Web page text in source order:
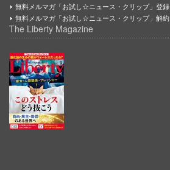
無料メルマガ「お試し☆ニュース・クリップ」登録
無料メルマガ「お試し☆ニュース・クリップ」解約
The Liberty Magazine